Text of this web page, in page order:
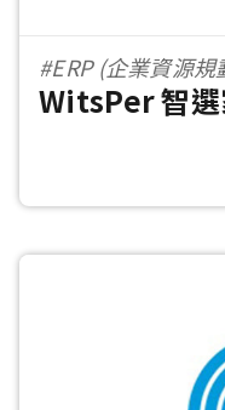
#ERP (企業資源規
#全渠道(Omni-
WitsPer 智